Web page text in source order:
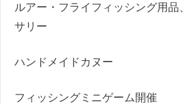
ルアー・フライフィッシング用品、
サリー
ハンドメイドカヌー
フィッシングミニゲーム開催